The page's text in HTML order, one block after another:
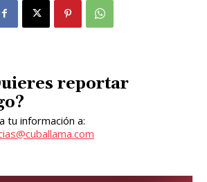
reportar
tu información a: